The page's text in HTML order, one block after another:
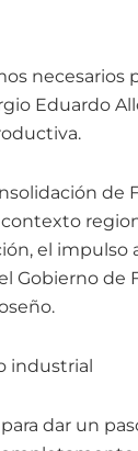
necesarios
Eduardo
de
el impulso
Gobierno de
industrial
dar un